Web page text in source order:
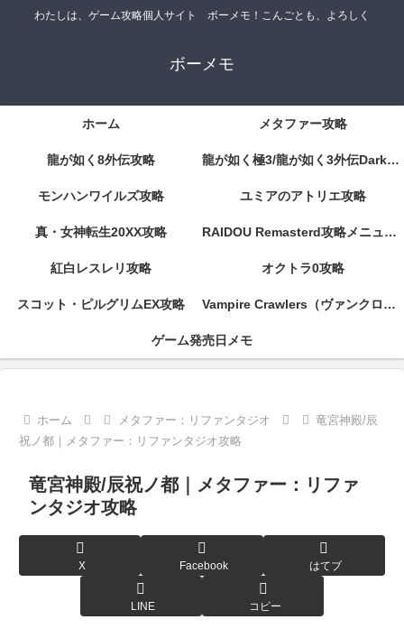
わたしは、ゲーム攻略個人サイト ボーメモ！こんごとも、よろしく
ボーメモ
ホーム メタファー攻略
龍が如く8外伝攻略 龍が如く極3/龍が如く3外伝DarkTies攻略
モンハンワイルズ攻略 ユミアのアトリエ攻略
真・女神転生20XX攻略 RAIDOU Remasterd攻略メニューページ
紅白レスレリ攻略 オクトラ0攻略
スコット・ピルグリムEX攻略 Vampire Crawlers（ヴァンクロ）攻略
ゲーム発売日メモ
ホーム メタファー：リファンタジオ
竜宮神殿/辰
祝ノ都｜メタファー：リファンタジオ攻略
竜宮神殿/辰祝ノ都｜メタファー：リファ
ンタジオ攻略
X Facebook はてブ
LINE コピー